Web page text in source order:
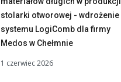
stolarki otworowej - wdrożenie
systemu LogiComb dla firmy
Medos w Chełmnie
1 czerwiec 2026